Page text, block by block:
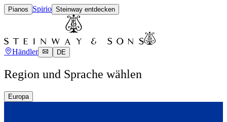
Pianos Spirio Steinway entdecken
Händler DE
Region und Sprache wählen
Europa